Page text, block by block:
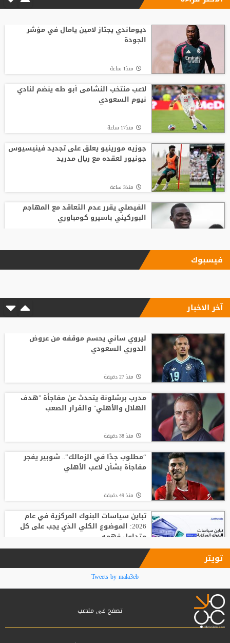
ديوماندي يجتاز لامين يامال في مؤشر
الجودة
منذ1 ساعة
لاعب منتخب النشامى أبو طه ينضم لنادي
نيوم السعودي
منذ17 ساعة
جوزيه مورينيو يعلق على تجديد فينيسيوس
جونيور لعقده مع ريال مدريد
منذ3 ساعة
الفيصلي يقرر عدم التعاقد مع المهاجم
البوركيني باسيرو كومباوري
زلزال استثماري في جدة.. أول تحرك رسمي
حكم الفيديو المساعد لأول مرة
باريس سان جيرمان يتوصل إلى اتفاق مع
فيران توريس
وفاة والد ليونيل ميسي عن 68 عاما
فيسبوك
آخر الاخبار
ليروي ساني يحسم موقفه من عروض
الدوري السعودي
منذ 27 دقيقة
مدرب برشلونة يتحدث عن مفاجأة "هدف
الهلال والأهلي" والقرار الصعب
منذ 38 دقيقة
“مطلوب جدًا في الزمالك”.. شوبير يفجر
مفاجأة بشأن لاعب الأهلي
منذ 49 دقيقة
تباين سياسات البنوك المركزية في عام
2026: الموضوع الكلي الذي يجب على كل
متداول فهمه
ديوماندي يجتاز لامين يامال في مؤشر
الجودة
تويتر
Tweets by mala3eb
تصفح في ملاعب